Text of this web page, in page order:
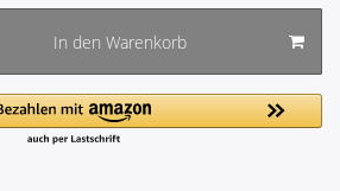
In den Warenkorb